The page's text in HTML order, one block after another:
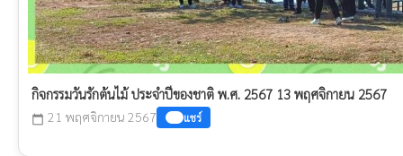
กิจกรรมวันรักต้นไม้ ประจำปีของชาติ พ.ศ. 2567 13 พฤศจิกายน 2567
calendar_today 21 พฤศจิกายน 2567 แชร์